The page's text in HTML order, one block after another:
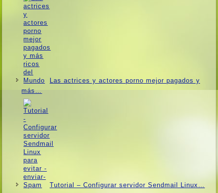
Las actrices y actores porno mejor pagados y
más…
Tutorial – Configurar servidor Sendmail Linux…